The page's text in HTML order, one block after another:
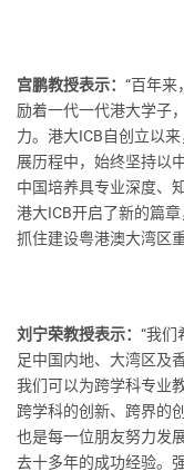
宫鹏教授表示： “百年来
励着一代一代港大学子
力。港大ICB自创立以
展历程中，始终坚持以
中国培养具专业深度、
港大ICB开启了新的篇
抓住建设粤港澳大湾区
刘宁荣教授表示： “我们
足中国内地、大湾区及
我们可以为跨学科专业
跨学科的创新、跨界的
也是每一位朋友努力发
去十多年的成功经验。